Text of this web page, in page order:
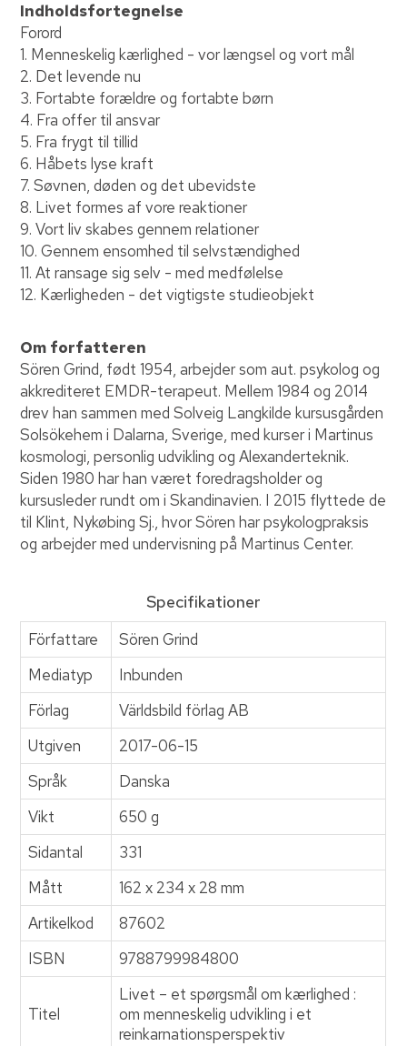
Indholdsfortegnelse
Forord
1. Menneskelig kærlighed - vor længsel og vort mål
2. Det levende nu
3. Fortabte forældre og fortabte børn
4. Fra offer til ansvar
5. Fra frygt til tillid
6. Håbets lyse kraft
7. Søvnen, døden og det ubevidste
8. Livet formes af vore reaktioner
9. Vort liv skabes gennem relationer
10. Gennem ensomhed til selvstændighed
11. At ransage sig selv - med medfølelse
12. Kærligheden - det vigtigste studieobjekt
Om forfatteren
Sören Grind, født 1954, arbejder som aut. psykolog og
akkrediteret EMDR-terapeut. Mellem 1984 og 2014
drev han sammen med Solveig Langkilde kursusgården
Solsökehem i Dalarna, Sverige, med kurser i Martinus
kosmologi, personlig udvikling og Alexanderteknik.
Siden 1980 har han været foredragsholder og
kursusleder rundt om i Skandinavien. I 2015 flyttede de
til Klint, Nykøbing Sj., hvor Sören har psykologpraksis
og arbejder med undervisning på Martinus Center.
Specifikationer
Författare
Sören Grind
Mediatyp
Inbunden
Förlag
Världsbild förlag AB
Utgiven
2017-06-15
Språk
Danska
Vikt
650 g
Sidantal
331
Mått
162 x 234 x 28 mm
Artikelkod
87602
ISBN
9788799984800
Titel
Livet – et spørgsmål om kærlighed :
om menneskelig udvikling i et
reinkarnationsperspektiv